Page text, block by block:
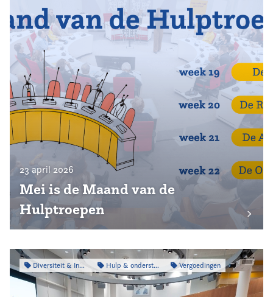
23 april 2026
Mei is de Maand van de
Hulptroepen
Diversiteit & Inclusiviteit Hulp & ondersteuning Vergoedingen